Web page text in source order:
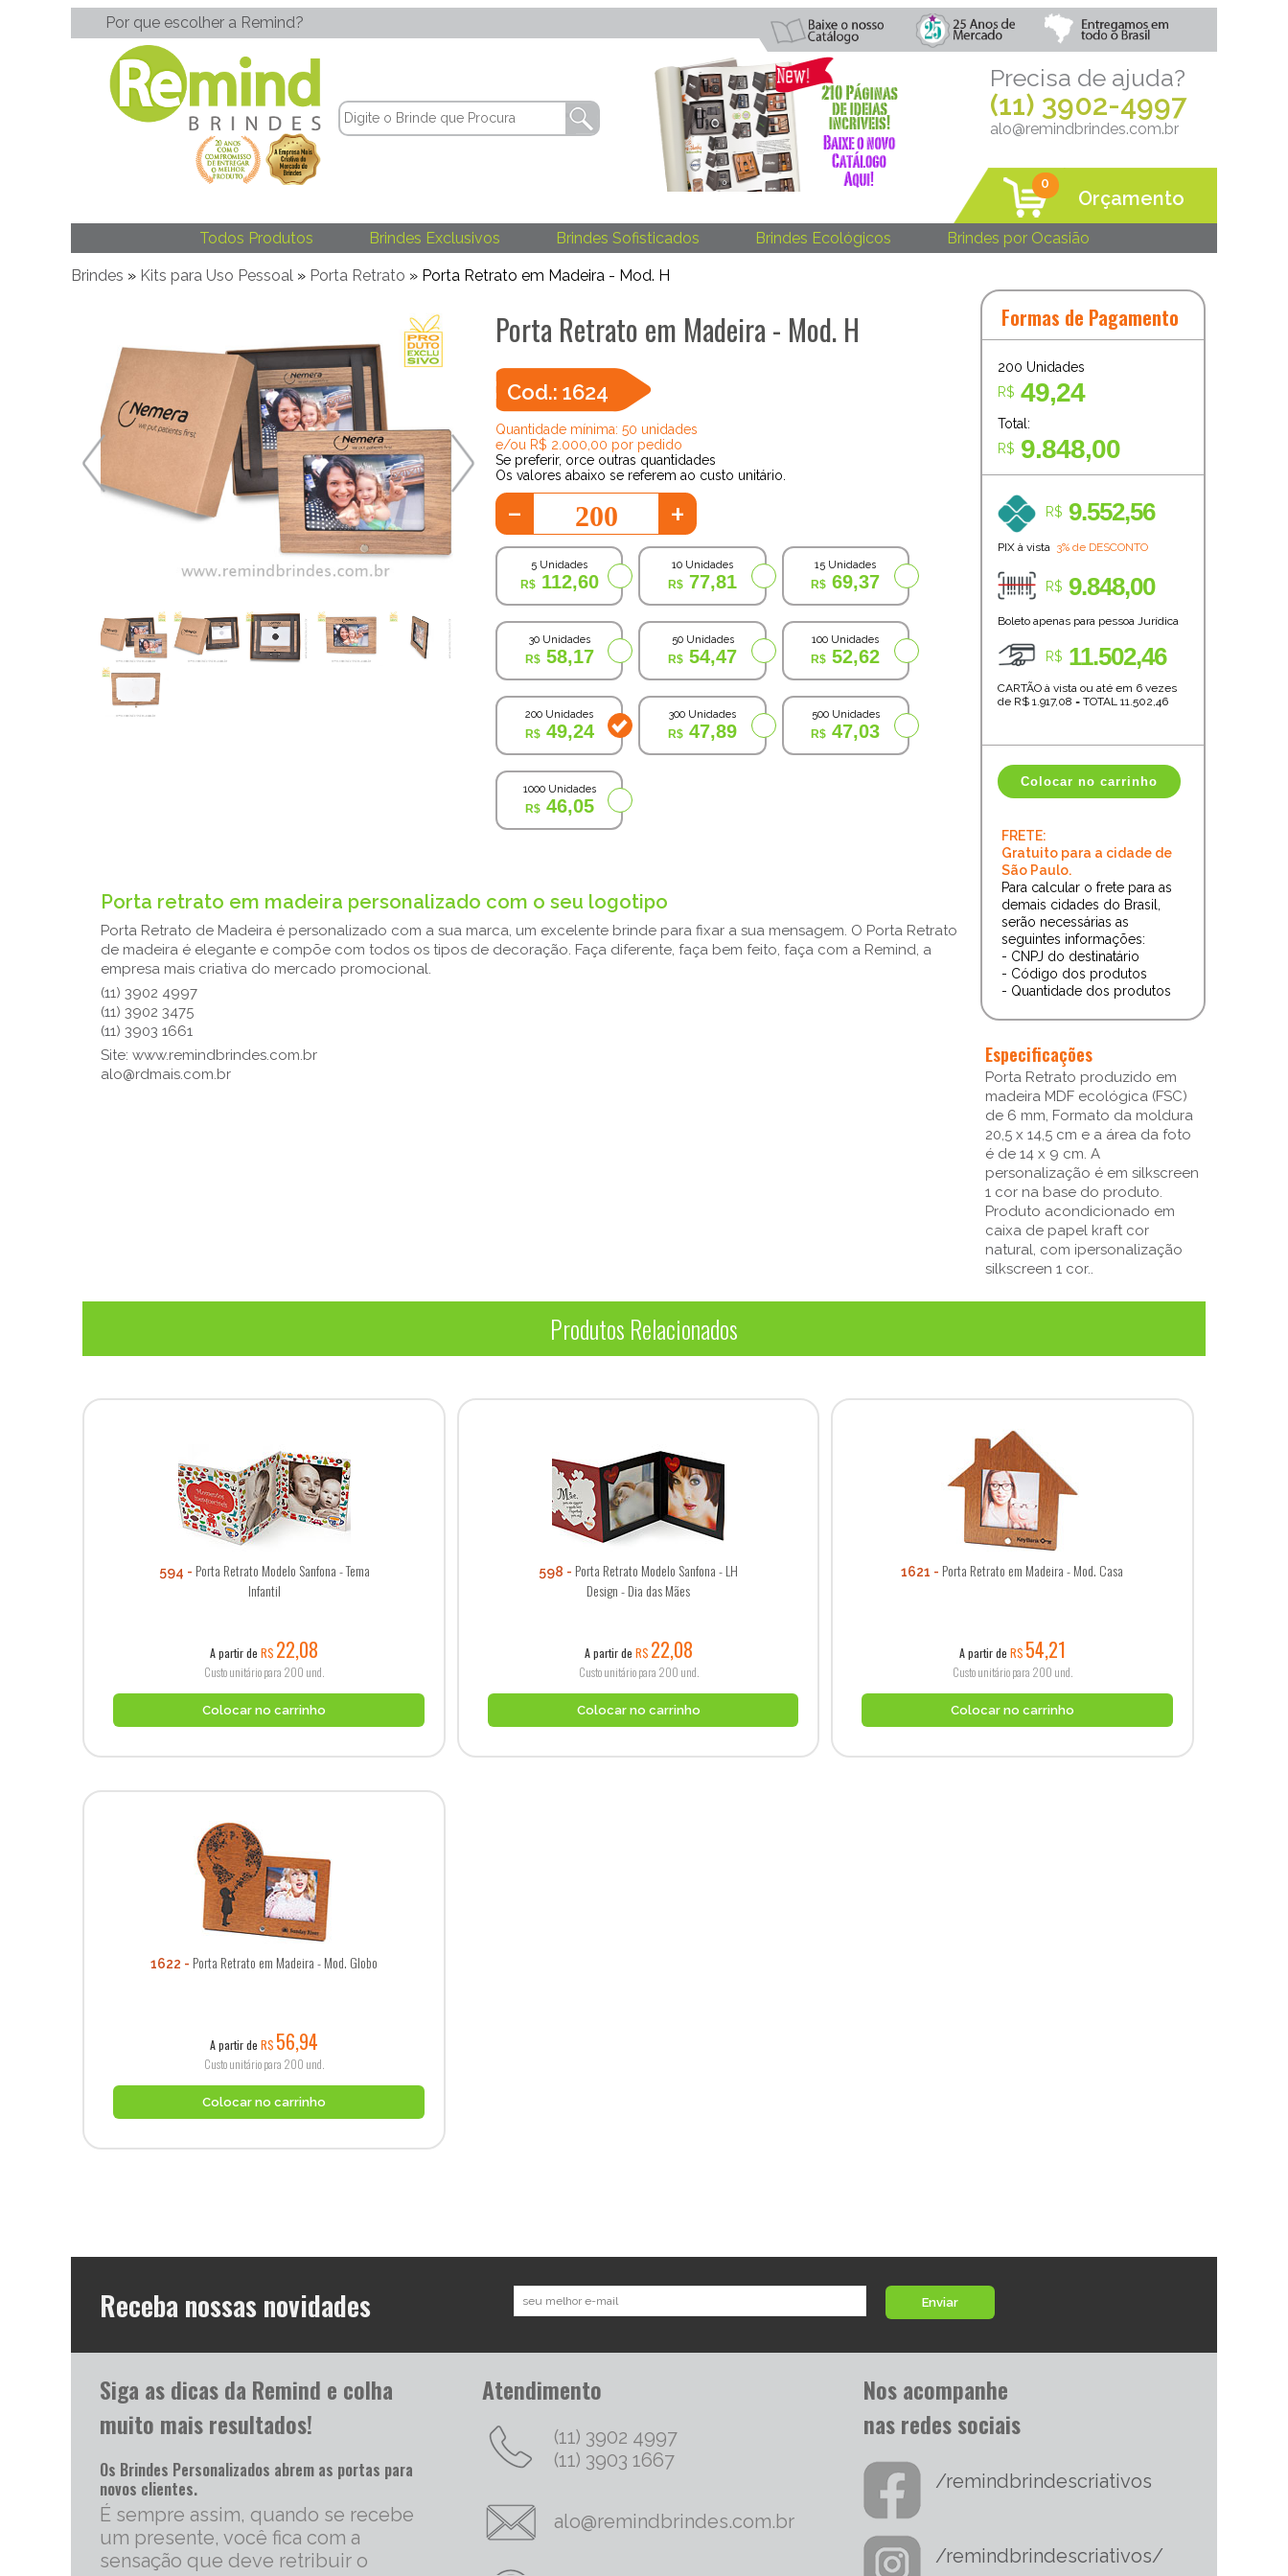
Por que escolher a Remind?
Precisa de ajuda?
(11) 3902-4997
alo@remindbrindes.com.br
0
Orçamento
Todos Produtos Brindes Exclusivos Brindes Sofisticados Brindes Ecológicos Brindes por Ocasião
Brindes » Kits para Uso Pessoal » Porta Retrato » Porta Retrato em Madeira - Mod. H
Porta Retrato em Madeira - Mod. H
Cod.: 1624
Quantidade mínima: 50 unidades
e/ou R$ 2.000,00 por pedido
Se preferir, orce outras quantidades
Os valores abaixo se referem ao custo unitário.
- +
5 Unidades
112,60
10 Unidades
77,81
15 Unidades
69,37
30 Unidades
58,17
50 Unidades
54,47
100 Unidades
52,62
200 Unidades
49,24
300 Unidades
47,89
500 Unidades
47,03
1000 Unidades
46,05
Porta retrato em madeira personalizado com o seu logotipo
Porta Retrato de Madeira é personalizado com a sua marca, um excelente brinde para fixar a sua mensagem. O Porta Retrato
de madeira é elegante e compõe com todos os tipos de decoração. Faça diferente, faça bem feito, faça com a Remind, a
empresa mais criativa do mercado promocional.
(11) 3902 4997
(11) 3902 3475
(11) 3903 1661
Site: www.remindbrindes.com.br
alo@rdmais.com.br
Formas de Pagamento
200 Unidades
R$ 49,24
Total:
R$ 9.848,00
R$ 9.552,56
PIX à vista 3% de DESCONTO
R$ 9.848,00
Boleto apenas para pessoa Jurídica
R$ 11.502,46
CARTÃO à vista ou até em 6 vezes
de R$1.917,08 =TOTAL11.502,46
Colocar no carrinho
FRETE:
Gratuito para a cidade de
São Paulo.
Para calcular o frete para as
demais cidades do Brasil,
serão necessárias as
seguintes informações:
- CNPJ do destinatário
- Código dos produtos
- Quantidade dos produtos
Especificações
Porta Retrato produzido em
madeira MDF ecológica (FSC)
de 6 mm, Formato da moldura
20,5 x 14,5 cm e a área da foto
é de 14 x 9 cm. A
personalização é em silkscreen
1 cor na base do produto.
Produto acondicionado em
caixa de papel kraft cor
natural, com ipersonalização
silkscreen 1 cor..
Produtos Relacionados
594
Porta Retrato Modelo Sanfona - Tema
Infantil
A partir deR$ 22,08
Custo unitário para 200 und.
Colocar no carrinho
598
Porta Retrato Modelo Sanfona - LH
Design - Dia das Mães
A partir de R$ 22,08
Custo unitário para 200 und.
Colocar no carrinho
1621 Porta Retrato em Madeira - Mod. Casa
A partir de R$ 54,21
Custo unitário para 200 und.
Colocar no carrinho
1622 Porta Retrato em Madeira - Mod. Globo
A partir deR$ 56,94
Custo unitário para 200 und.
Colocar no carrinho
Receba nossas novidades Enviar
Siga as dicas da Remind e colha
muito mais resultados!
Os Brindes Personalizados abrem as portas para
novos clientes.
É sempre assim, quando se recebe
um presente, você fica com a
sensação que deve retribuir o
Atendimento
(11) 3902 4997
(11) 3903 1667
alo@remindbrindes.com.br
Nos acompanhe
nas redes sociais
/remindbrindescriativos
/remindbrindescriativos/